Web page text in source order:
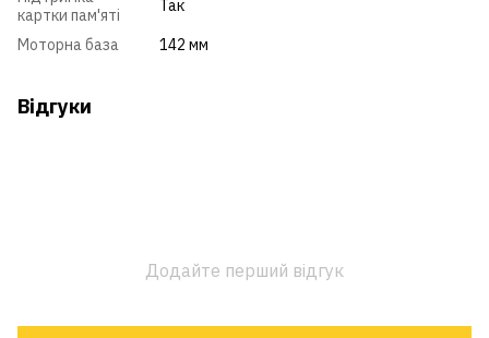
картки пам'яті
Так
Моторна база
142 мм
Відгуки
Додайте перший відгук